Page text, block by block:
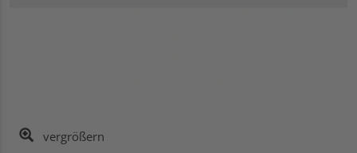
vergrößern